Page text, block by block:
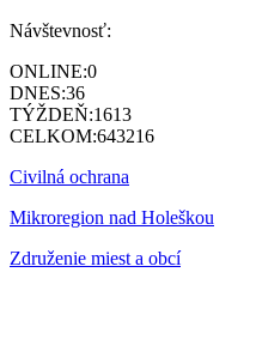
Návštevnosť:
ONLINE:0
DNES:36
TÝŽDEŇ:1613
CELKOM:643216
Civilná ochrana
Mikroregion nad Holeškou
Združenie miest a obcí